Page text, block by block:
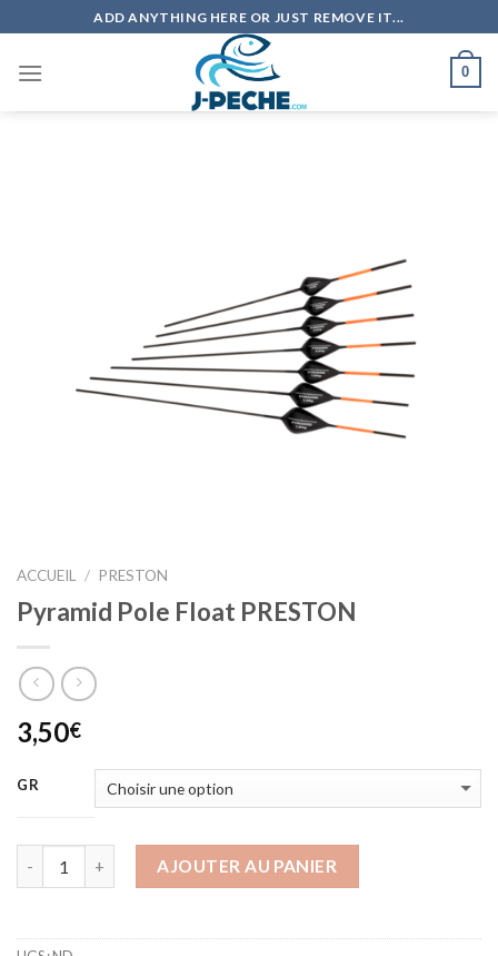
to
content
ADD ANYTHING HERE OR JUST REMOVE IT...
0
ACCUEIL / PRESTON
Pyramid Pole Float PRESTON
3,50€
GR
AJOUTER AU PANIER